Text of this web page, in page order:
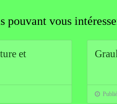
pouvant vous
et
Publié